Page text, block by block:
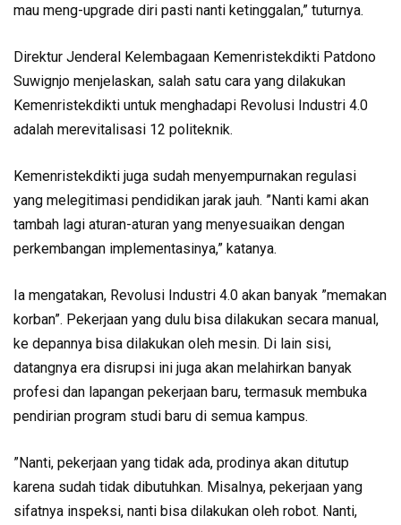
mau meng-upgrade diri pasti nanti ketinggalan,” tuturnya.
Direktur Jenderal Kelembagaan Kemenristekdikti Patdono
Suwignjo menjelaskan, salah satu cara yang dilakukan
Kemenristekdikti untuk menghadapi Revolusi Industri 4.0
adalah merevitalisasi 12 politeknik.
Kemenristekdikti juga sudah menyempurnakan regulasi
yang melegitimasi pendidikan jarak jauh. ”Nanti kami akan
tambah lagi aturan-aturan yang menyesuaikan dengan
perkembangan implementasinya,” katanya.
Ia mengatakan, Revolusi Industri 4.0 akan banyak ”memakan
korban”. Pekerjaan yang dulu bisa dilakukan secara manual,
ke depannya bisa dilakukan oleh mesin. Di lain sisi,
datangnya era disrupsi ini juga akan melahirkan banyak
profesi dan lapangan pekerjaan baru, termasuk membuka
pendirian program studi baru di semua kampus.
”Nanti, pekerjaan yang tidak ada, prodinya akan ditutup
karena sudah tidak dibutuhkan. Misalnya, pekerjaan yang
sifatnya inspeksi, nanti bisa dilakukan oleh robot. Nanti,